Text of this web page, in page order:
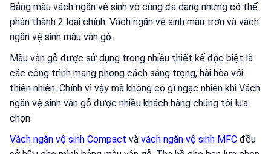
Bảng màu vách ngăn vệ sinh vô cùng đa dạng nhưng có thể
phân thành 2 loại chính: Vách ngăn vệ sinh màu trơn và vách
ngăn vệ sinh màu vân gỗ.
Màu vân gỗ được sử dụng trong nhiều thiết kế đặc biệt là
các công trình mang phong cách sáng trọng, hài hòa với
thiên nhiên. Chính vì vậy mà không có gì ngạc nhiên khi Vách
ngăn vệ sinh vân gỗ được nhiều khách hàng chúng tôi lựa
chọn.
Vách ngăn vệ sinh Compact và vách ngăn vệ sinh MFC đều